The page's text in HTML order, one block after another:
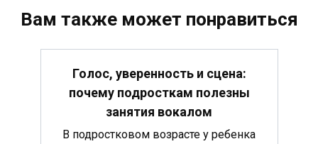
Вам также может понравиться
Голос, уверенность и сцена:
почему подросткам полезны
занятия вокалом
В подростковом возрасте у ребенка